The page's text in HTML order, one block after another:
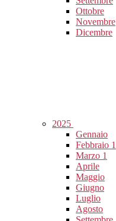
Ottobre
Novembre
Dicembre
2025
Gennaio
Febbraio 1
Marzo 1
Aprile
Maggio
Giugno
Luglio
Agosto